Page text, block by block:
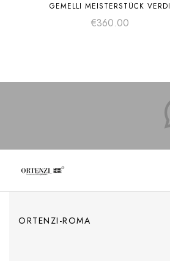
GEMELLI MEISTERSTÜCK VERDI
€360.00
ORTENZI-ROMA